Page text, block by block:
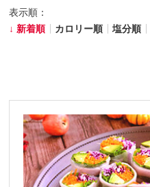
表示順：
新着順
カロリー順 塩分順